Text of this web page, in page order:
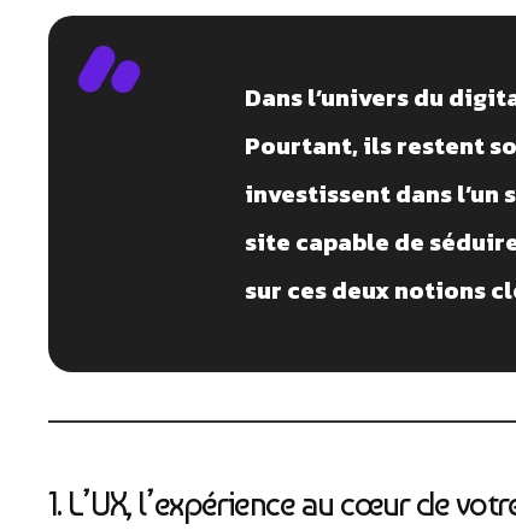
Dans l’univers du
Pourtant, ils restent
investissent dans l’un
site capable de
sur ces deux notions
1. L’UX, l’expérience au cœur de